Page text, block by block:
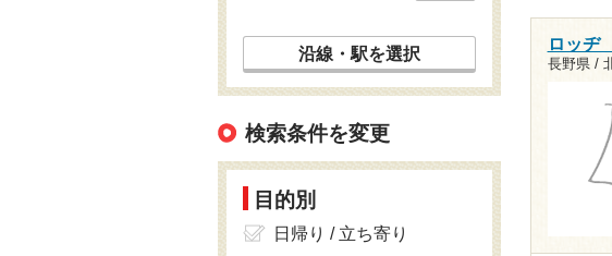
ロッヂ
長野県 /
沿線・駅を選択
検索条件を変更
目的別
日帰り / 立ち寄り